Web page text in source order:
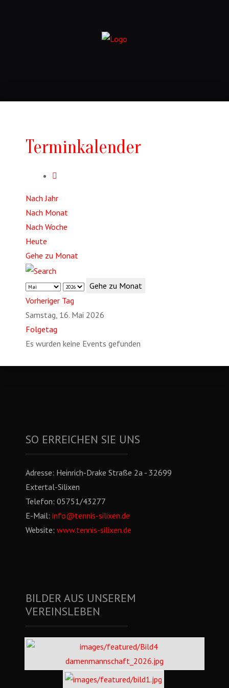
Terminkalender
Nach Jahr
Nach Monat
Nach Woche
Heute
Gehe zu Monat
Gehe zu Monat
Vorheriger Tag
Samstag, 16. Mai 2026
Folgetag
Es wurden keine Events gefunden
SO ERREICHEN SIE UNS
Adresse: Heinrich-Drake Straße 2a - 32699
Extertal-Silixen
Telefon: 05751/43277
E-Mail: info@tennis-silixen.de
Website: www.tennis-silixen.de
BILDER AUS UNSEREM
VEREINSLEBEN